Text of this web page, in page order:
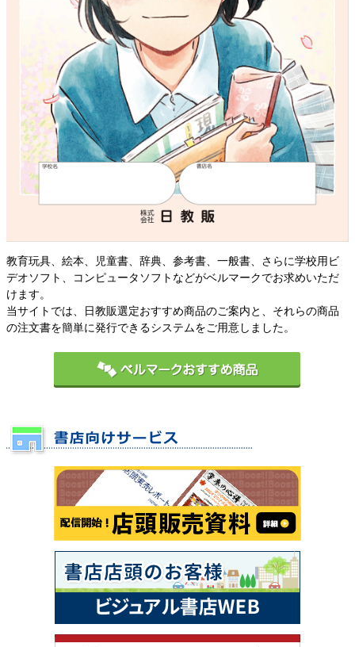
教育玩具、絵本、児童書、辞典、参考書、一般書、さらに学校用ビ
デオソフト、コンピュータソフトなどがベルマークでお求めいただ
けます。
当サイトでは、日教販選定おすすめ商品のご案内と、それらの商品
の注文書を簡単に発行できるシステムをご用意しました。